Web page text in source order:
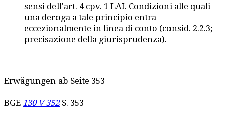
sensi dell'art. 4 cpv. 1 LAI. Condizioni alle quali
una deroga a tale principio entra
eccezionalmente in linea di conto (consid. 2.2.3;
precisazione della giurisprudenza).
Erwägungen ab Seite 353
BGE 130 V 352S. 353